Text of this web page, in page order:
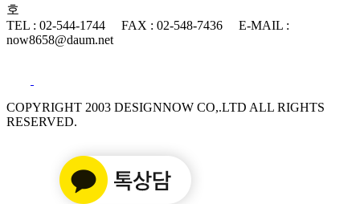
호
TEL : 02-544-1744
FAX : 02-548-7436
E-MAIL :
now8658@daum.net
COPYRIGHT 2003 DESIGNNOW CO,.LTD ALL RIGHTS
RESERVED.